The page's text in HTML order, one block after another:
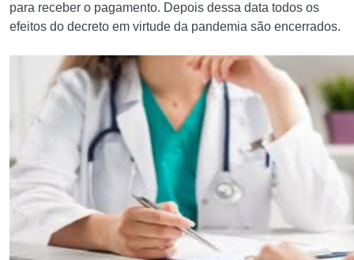
para receber o pagamento. Depois dessa data todos os
efeitos do decreto em virtude da pandemia são encerrados.